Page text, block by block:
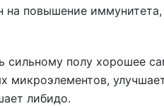
на повышение
полу хорошее
микроэлементов,
либидо.